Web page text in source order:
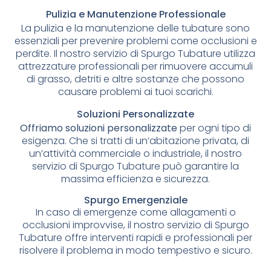
Pulizia e Manutenzione Professionale
La pulizia e la manutenzione delle tubature sono
essenziali per prevenire problemi come occlusioni e
perdite. Il nostro servizio di Spurgo Tubature utilizza
attrezzature professionali per rimuovere accumuli
di grasso, detriti e altre sostanze che possono
causare problemi ai tuoi scarichi.
Soluzioni Personalizzate
Offriamo soluzioni personalizzateper ogni tipo di
esigenza. Che si tratti di un’abitazione privata, di
un’attività commerciale o industriale, il nostro
servizio di Spurgo Tubature può garantire la
massima efficienza e sicurezza.
Spurgo Emergenziale
In caso di emergenze come allagamenti o
occlusioni improvvise, il nostro servizio di Spurgo
Tubature offre interventi rapidi e professionali per
risolvere il problema in modo tempestivo e sicuro.